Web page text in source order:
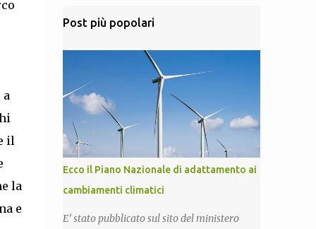
il
la
e
Post più popolari
Ecco il Piano Nazionale di adattamento ai
cambiamenti climatici
E’ stato pubblicato sul sito del ministero